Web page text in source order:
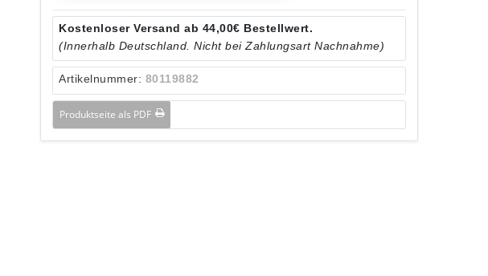
Kostenloser Versand ab 44,00€ Bestellwert.
(Innerhalb Deutschland. Nicht bei Zahlungsart Nachnahme)
Artikelnummer: 80119882
Produktseite als PDF